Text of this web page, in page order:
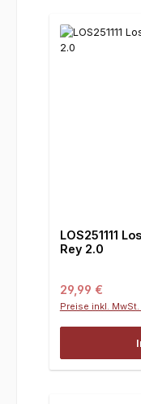
LOS251111
Rey 2.0
Regulärer Preis:
29,99 €
Preise inkl.